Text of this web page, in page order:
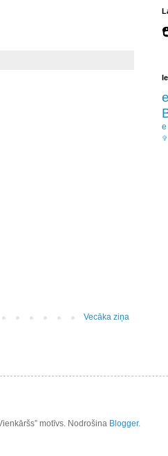
Vecāka ziņa
e
✞
motīvs. Nodrošina Blogger.